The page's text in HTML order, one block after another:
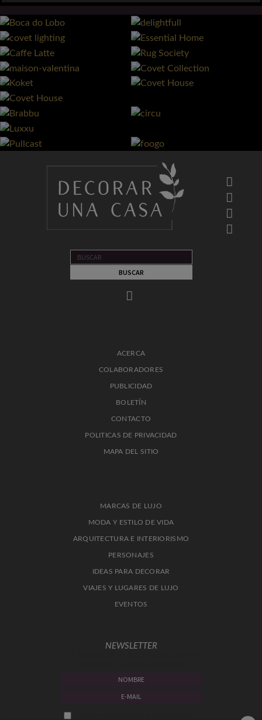
ACERCA
COLABORADORES
PUBLICIDAD
BOLETÍN
CONTACTO
POLITICAS DE PRIVACIDAD
MAPA DEL SITIO
MARCAS DE LUJO
MODA Y ESTILO DE VIDA
ARQUITECTURA E INTERIORISMO
PERSONAJES
IDEAS PARA DECORAR
VIAJES Y LUGARES DE LUJO
EVENTOS
NEWSLETTER